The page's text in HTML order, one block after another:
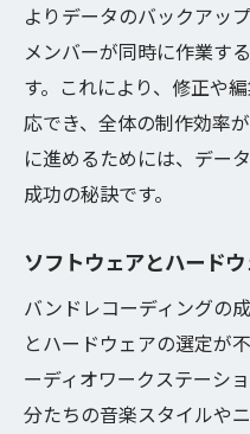
よりデータのバックアッ
メンバーが同時に作業す
す。これにより、修正や
応でき、全体の制作効率
に進めるためには、デー
成功の秘訣です。
ソフトウェアとハード
バンドレコーディングの
とハードウェアの選定が
ーディオワークステーシ
分たちの音楽スタイルや